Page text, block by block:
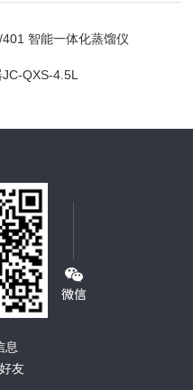
智能一体化蒸馏仪
QXS-4.5L
息
友